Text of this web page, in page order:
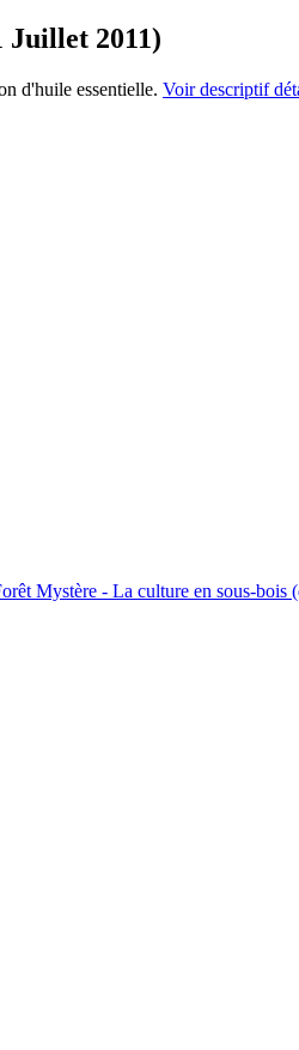
Juillet 2011)
d'huile essentielle. Voir descriptif
Mystère - La culture en sous-bois